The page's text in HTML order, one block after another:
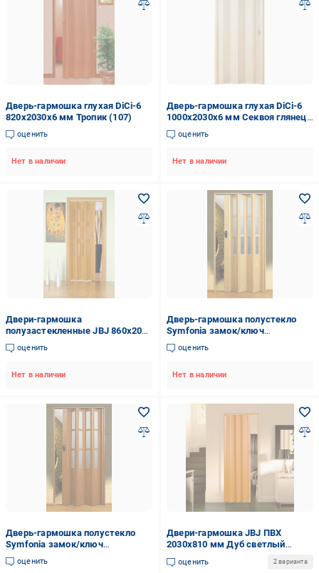
Дверь-гармошка глухая DiCi-6
820х2030х6 мм Тропик (107)
оценить
Нет в наличии
Дверь-гармошка глухая DiCi-6
1000х2030х6 мм Секвоя глянец
(1019-11)
оценить
Нет в наличии
Двери-гармошка
полузастекленные JBJ 860х2030
мм Дуб светлый (13534554)
оценить
Нет в наличии
Дверь-гармошка полустекло
Symfonia замок/ключ
860х2030х10 мм Светлый дуб
оценить
Нет в наличии
Дверь-гармошка полустекло
Symfonia замок/ключ
860х2030х10 мм мм Фруктовое
дерево
оценить
Двери-гармошка JBJ ПВХ
2030x810 мм Дуб светлый
(13534545)
оценить 2 варианта